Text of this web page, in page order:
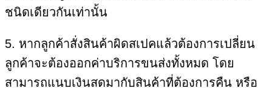
ชนิดเดียวกันเท่านั้น
5. หากลูกค้าสั่งสินค้าผิดสเปคแล้วต้องการเปลี่ยน
ลูกค้าจะต้องออกค่าบริการขนส่งทั้งหมด โดย
สามารถแนบเงินสดมากับสินค้าที่ต้องการคืน หรือ